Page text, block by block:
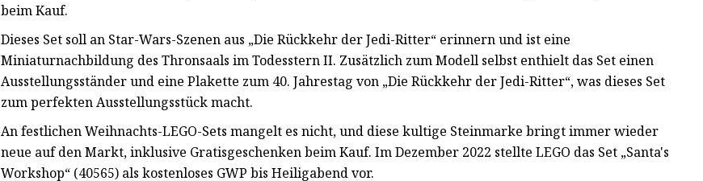
beim Kauf.
Dieses Set soll an Star-Wars-Szenen aus „Die Rückkehr der Jedi-Ritter“ erinnern und ist eine
Miniaturnachbildung des Thronsaals im Todesstern II. Zusätzlich zum Modell selbst enthielt das Set einen
Ausstellungsständer und eine Plakette zum 40. Jahrestag von „Die Rückkehr der Jedi-Ritter“, was dieses Set
zum perfekten Ausstellungsstück macht.
An festlichen Weihnachts-LEGO-Sets mangelt es nicht, und diese kultige Steinmarke bringt immer wieder
neue auf den Markt, inklusive Gratisgeschenken beim Kauf. Im Dezember 2022 stellte LEGO das Set „Santa's
Workshop“ (40565) als kostenloses GWP bis Heiligabend vor.